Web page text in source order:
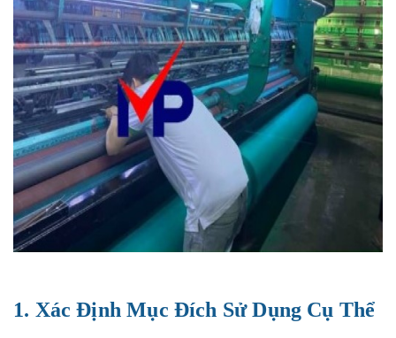
1. Xác Định Mục Đích Sử Dụng Cụ Thể